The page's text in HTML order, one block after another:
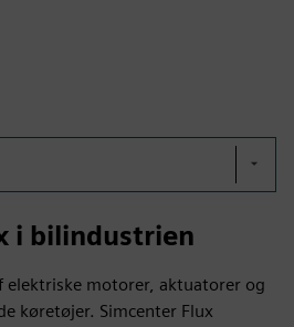
i bilindustrien
elektriske motorer, aktuatorer og
køretøjer. Simcenter Flux